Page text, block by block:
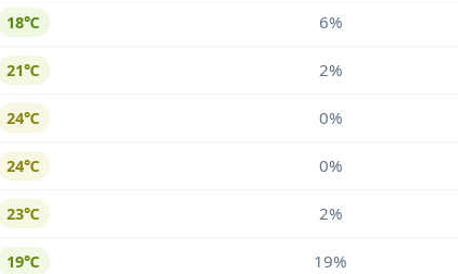
18℃ 6%
21℃ 2%
24℃ 0%
24℃ 0%
23℃ 2%
19℃ 19%